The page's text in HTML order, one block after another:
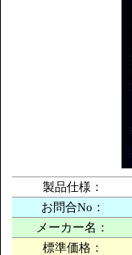
製品仕様：
お問合No：
メーカー名：
標準価格：